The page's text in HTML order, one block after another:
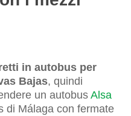
in autobus per
Bajas, quindi
un autobus Alsa
di Málaga con fermate